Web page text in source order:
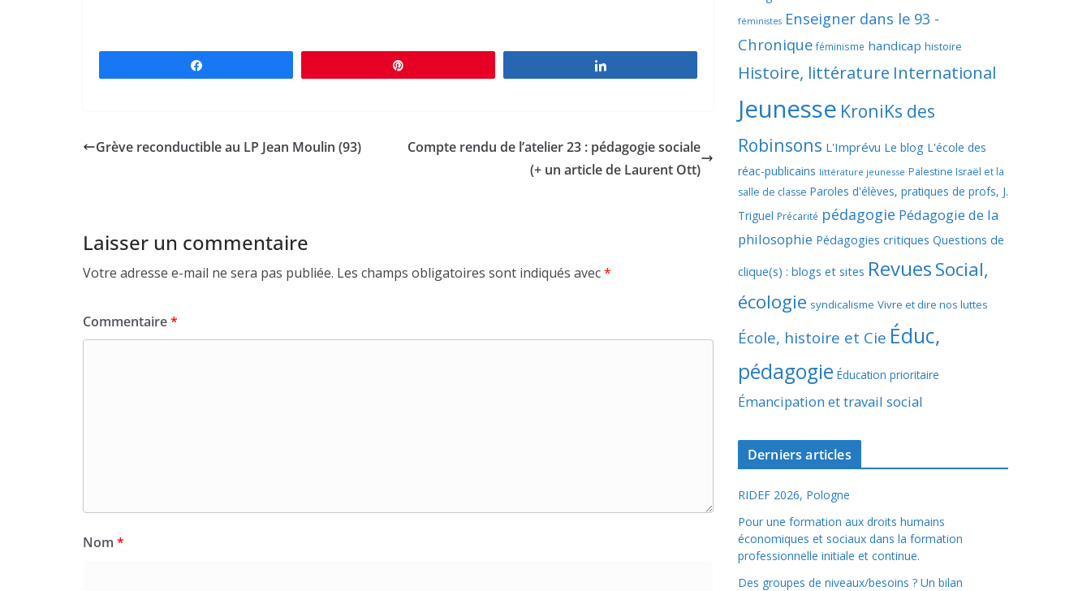
Grève reconductible au LP Jean Moulin (93)
Compte rendu de l’atelier 23 : pédagogie sociale
(+ un article de Laurent Ott)
Laisser un commentaire
Votre adresse e-mail ne sera pas publiée. Les champs obligatoires sont indiqués avec*
Commentaire*
Nom *
féministes Enseigner dans le 93 -
Chronique féminisme handicap histoire
Histoire, littérature International
Jeunesse KroniKs des
Robinsons L'Imprévu Le blog L'école des
réac-publicains littérature jeunesse Palestine Israël et la
salle de classe Paroles d'élèves, pratiques de profs, J.
Triguel Précarité pédagogie Pédagogie de la
philosophie Pédagogies critiques Questions de
clique(s) : blogs et sites RevuesSocial,
écologie syndicalisme Vivre et dire nos luttes
École, histoire et Cie Éduc,
pédagogie Éducation prioritaire
Émancipation et travail social
Derniers articles
RIDEF 2026, Pologne
Pour une formation aux droits humains
économiques et sociaux dans la formation
professionnelle initiale et continue.
Des groupes de niveaux/besoins ? Un bilan